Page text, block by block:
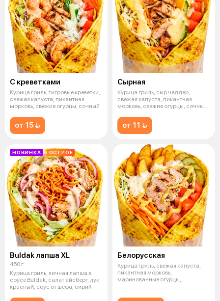
С креветками
Курица гриль, тигровые креветки,
свежая капуста, пикантная
морковь, свежие огурцы, сочный
от 15 
Сырная
Курица гриль, сыр чеддер,
свежая капуста, пикантная
морковь, свежие огурцы, сочный
от 11 
НОВИНКА ОСТРОЕ
Buldak лапша XL
450 г
Курица гриль, яичная лапша в
соусе Buldak, салат айсберг, лук
красный, соус от шефа, сирий
Белорусская
Курица гриль, свежая капуста,
пикантная морковь,
маринованные огурцы,